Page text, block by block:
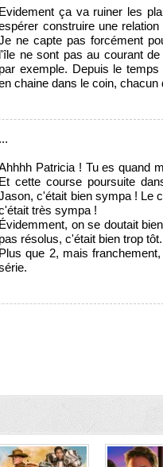
Evidement ça va ruiner les
construire une
ne capte pas forcément
l'île ne sont pas au courant
par exemple. Depuis le
chaine dans le coin,
...
Patricia ! Tu es quand
Et cette course poursuite
c'était bien sympa ! Le
très sympa !
Évidemment, on se doutait
pas résolus, c'était bien trop tôt.
Plus que 2, mais